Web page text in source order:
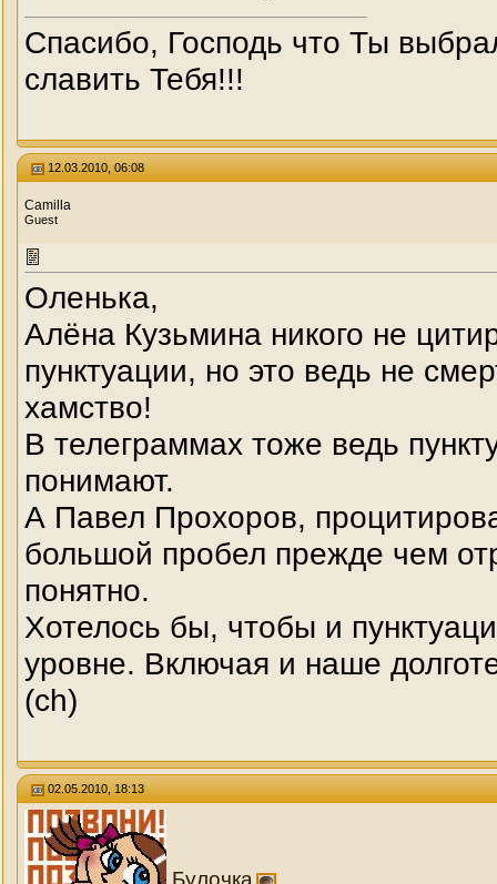
Спасибо, Господь что Ты
славить Тебя!!!
12.03.2010, 06:08
Camilla
Guest
Оленька,
Алёна Кузьмина никого не
пунктуации, но это ведь не
хамство!
В телеграммах тоже ведь
понимают.
А Павел Прохоров,
большой пробел прежде чем
понятно.
Хотелось бы, чтобы и
уровне. Включая и наше
(ch)
02.05.2010, 18:13
Булочка